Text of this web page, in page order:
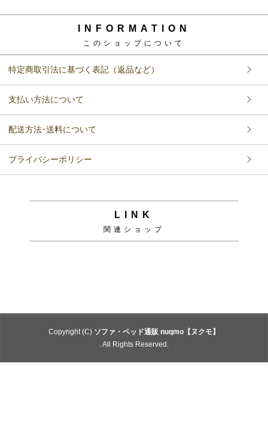
INFORMATION
このショップについて
特定商取引法に基づく表記（返品など）
支払い方法について
配送方法･送料について
プライバシーポリシー
LINK
関連ショップ